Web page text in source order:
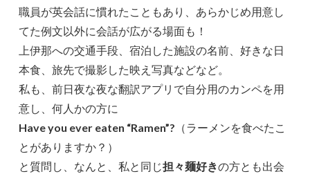
職員が英会話に慣れたこともあり、あらかじめ用意し
てた例文以外に会話が広がる場面も！
上伊那への交通手段、宿泊した施設の名前、好きな日
本食、旅先で撮影した映え写真などなど。
私も、前日夜な夜な翻訳アプリで自分用のカンペを用
意し、何人かの方に
Have you ever eaten “Ramen”? （ラーメンを食べたこ
とがありますか？）
と質問し、なんと、私と同じ担々麺好きの方とも出会